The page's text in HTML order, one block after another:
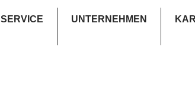
SERVICE UNTERNEHMEN